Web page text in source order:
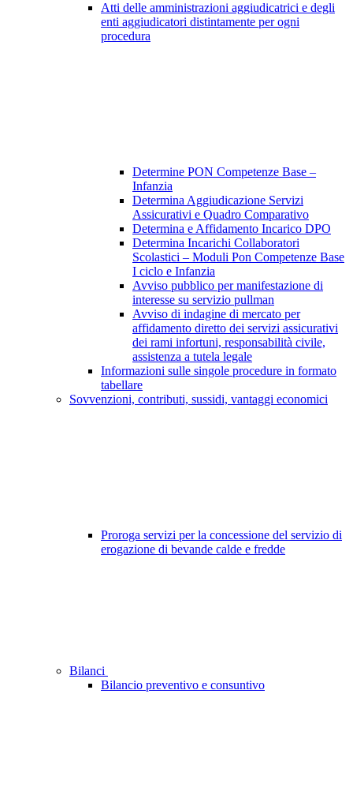
Atti delle amministrazioni aggiudicatrici e degli
enti aggiudicatori distintamente per ogni
procedura
Determine PON Competenze Base –
Infanzia
Determina Aggiudicazione Servizi
Assicurativi e Quadro Comparativo
Determina e Affidamento Incarico DPO
Determina Incarichi Collaboratori
Scolastici – Moduli Pon Competenze Base
I ciclo e Infanzia
Avviso pubblico per manifestazione di
interesse su servizio pullman
Avviso di indagine di mercato per
affidamento diretto dei servizi assicurativi
dei rami infortuni, responsabilità civile,
assistenza a tutela legale
Informazioni sulle singole procedure in formato
tabellare
Sovvenzioni, contributi, sussidi, vantaggi economici
Proroga servizi per la concessione del servizio di
erogazione di bevande calde e fredde
Bilanci
Bilancio preventivo e consuntivo